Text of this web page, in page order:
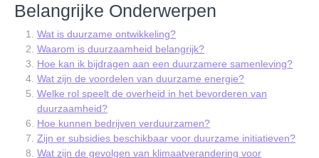
Belangrijke Onderwerpen
Wat is duurzame ontwikkeling?
Waarom is duurzaamheid belangrijk?
Hoe kan ik bijdragen aan een duurzamere samenleving?
Wat zijn de voordelen van duurzame energie?
Welke rol speelt de overheid in het bevorderen van
duurzaamheid?
Hoe kunnen bedrijven verduurzamen?
Zijn er subsidies beschikbaar voor duurzame initiatieven?
Wat zijn de gevolgen van klimaatverandering voor